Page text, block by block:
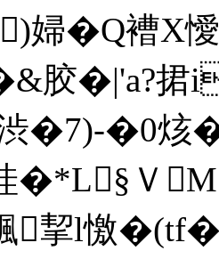
婦�Q褿
胶�|'a?捃
�0烗
�*L§Ｖ
挈l憿